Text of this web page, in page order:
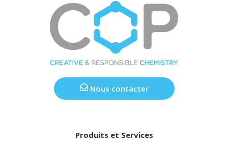
Nous contacter
Produits et Services